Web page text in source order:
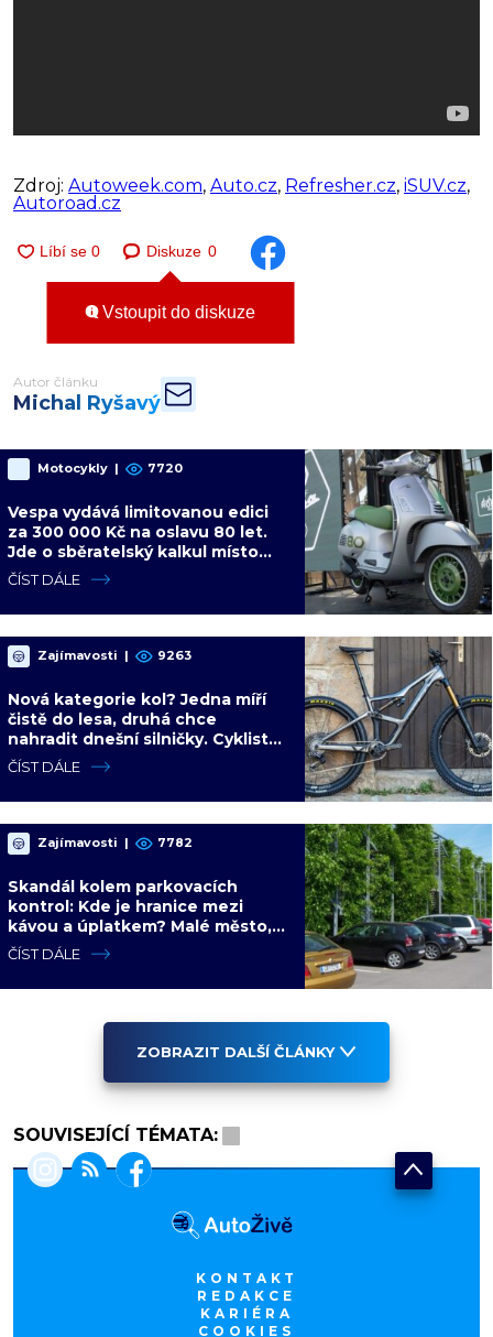
Zdroj: Autoweek.com, Auto.cz, Refresher.cz, iSUV.cz,
Autoroad.cz
Diskuze 0
Vstoupit do diskuze
Autor článku
Michal Ryšavý
Motocykly | 7720
Vespa vydává limitovanou edici
za 300 000 Kč na oslavu 80 let.
Jde o sběratelský kalkul místo
jízdního upgradu
ČÍST DÁLE
Zajímavosti | 9263
Nová kategorie kol? Jedna míří
čistě do lesa, druhá chce
nahradit dnešní silničky. Cyklisté
mají rozporuplné názory
ČÍST DÁLE
Zajímavosti | 7782
Skandál kolem parkovacích
kontrol: Kde je hranice mezi
kávou a úplatkem? Malé město,
malá výhoda, velký problém
ČÍST DÁLE
ZOBRAZIT DALŠÍ ČLÁNKY
SOUVISEJÍCÍ TÉMATA:
KONTAKT
REDAKCE
KARIÉRA
COOKIES